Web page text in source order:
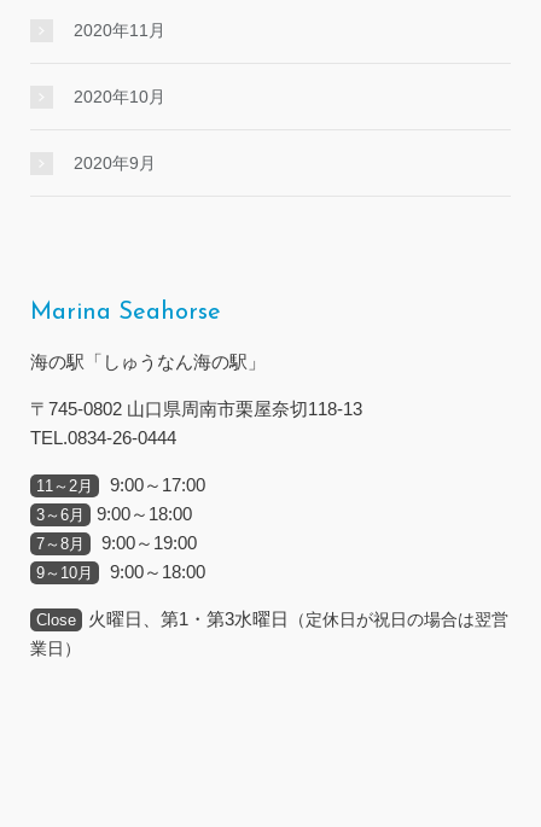
2020年11月
2020年10月
2020年9月
Marina Seahorse
海の駅「しゅうなん海の駅」
〒745-0802 山口県周南市栗屋奈切118-13
TEL.0834-26-0444
11～2月 9:00～17:00
3～6月 9:00～18:00
7～8月 9:00～19:00
9～10月 9:00～18:00
Close 火曜日、第1・第3水曜日
（定休日が祝日の場合は翌営
業日）